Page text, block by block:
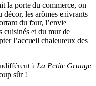
la porte du commerce, on
décor, les arômes enivrants
du four, l’envie
cuisinés et du mur de
l’accueil chaleureux des
à La Petite Grange
sûr !